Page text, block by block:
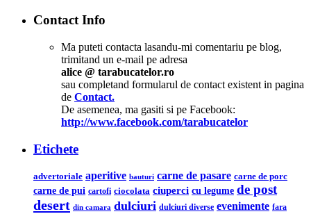
Contact Info
Ma puteti contacta lasandu-mi comentariu pe blog,
trimitand un e-mail pe adresa
alice @ tarabucatelor.ro
sau completand formularul de contact existent in pagina
de Contact.
De asemenea, ma gasiti si pe Facebook:
http://www.facebook.com/tarabucatelor
Etichete
advertoriale aperitive bauturi carne de pasare carne de porc
carne de pui cartofi ciocolata ciuperci cu legume de post
desert din camara dulciuri dulciuri diverse evenimente fara